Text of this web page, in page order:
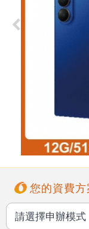
您的資費